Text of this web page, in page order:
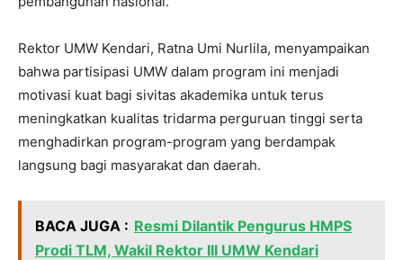
Rektor UMW Kendari, Ratna Umi Nurlila, menyampaikan
bahwa partisipasi UMW dalam program ini menjadi
motivasi kuat bagi sivitas akademika untuk terus
meningkatkan kualitas tridarma perguruan tinggi serta
menghadirkan program-program yang berdampak
langsung bagi masyarakat dan daerah.
BACA JUGA : Resmi Dilantik Pengurus HMPS
Prodi TLM, Wakil Rektor III UMW Kendari